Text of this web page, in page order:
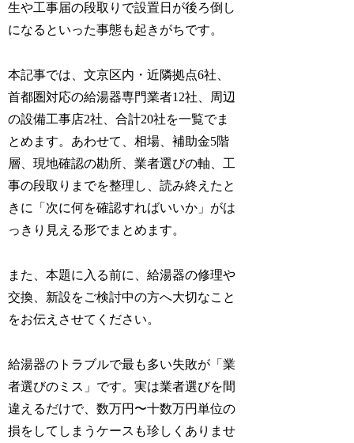
生や工事届の段取りで設置日が後ろ倒し
になるといった事態も起きがちです。
本記事では、文京区内・近隣拠点6社、
首都圏対応の給湯器専門業者12社、周辺
の設備工事店2社、合計20社を一覧でま
とめます。あわせて、相場、補助金5階
層、現地確認の勘所、業者選びの軸、工
事の段取りまでを整理し、読み終えたと
きに「次に何を確認すればいいか」がは
っきり見える形でまとめます。
また、本題に入る前に、給湯器の修理や
交換、新設をご検討中の方へ大切なこと
をお伝えさせてください。
給湯器のトラブルで最も多い失敗が「業
者選びのミス」です。実は業者選びを間
違えるだけで、数万円〜十数万円単位の
損をしてしまうケースも珍しくありませ